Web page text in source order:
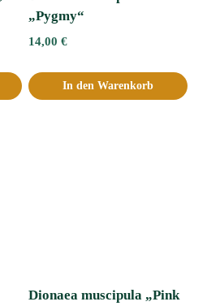
„Pygmy“
14,00 €
In den Warenkorb
Dionaea muscipula „Pink